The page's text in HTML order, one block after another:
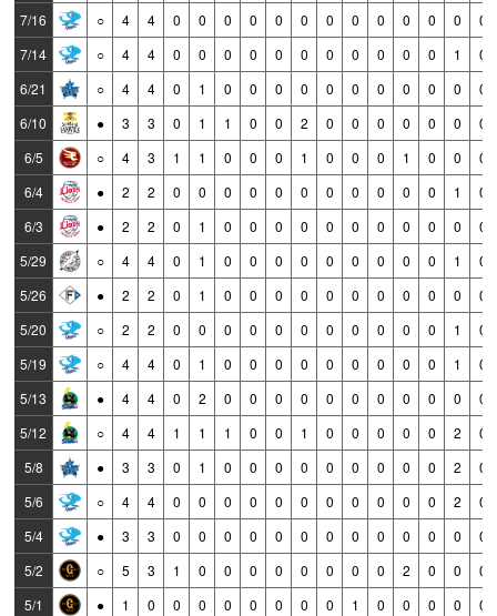
7/16 ○ 4 4 0 0 0 0 0 0 0 0 0 0 0 0
0
7/14
○ 4 4 0 0 0 0 0 0 0 0 0 0 0 1
0
6/21
○ 4 4 0 1 0 0 0 0 0 0 0 0 0 0
0
6/10
● 3 3 0 1 1 0 0 2 0 0 0 0 0 0
0
6/5
○ 4 3 1 1 0 0 0 1 0 0 0 1 0 0
0
6/4
● 2 2 0 0 0 0 0 0 0 0 0 0 0 1
0
6/3
● 2 2 0 1 0 0 0 0 0 0 0 0 0 0
0
5/29
○ 4 4 0 1 0 0 0 0 0 0 0 0 0 1
0
5/26
● 2 2 0 1 0 0 0 0 0 0 0 0 0 0
0
5/20
○ 2 2 0 0 0 0 0 0 0 0 0 0 0 1
0
5/19
○ 4 4 0 1 0 0 0 0 0 0 0 0 0 1
0
5/13
● 4 4 0 2 0 0 0 0 0 0 0 0 0 0
0
5/12
○ 4 4 1 1 1 0 0 1 0 0 0 0 0 2
0
5/8
● 3 3 0 1 0 0 0 0 0 0 0 0 0 2
0
5/6
○ 4 4 0 0 0 0 0 0 0 0 0 0 0 2
0
5/4
● 3 3 0 0 0 0 0 0 0 0 0 0 0 0
0
5/2
○ 5 3 1 0 0 0 0 0 0 0 0 2 0 0
0
5/1
● 1 0 0 0 0 0 0 0 0 1 0 0 0 0
0